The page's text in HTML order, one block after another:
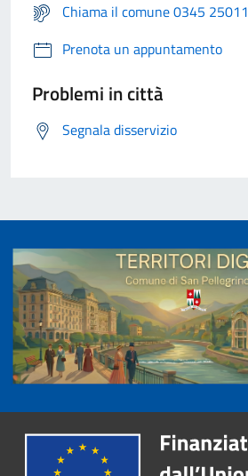
Chiama il comune 0345 25011
Prenota un appuntamento
Problemi in città
Segnala disservizio